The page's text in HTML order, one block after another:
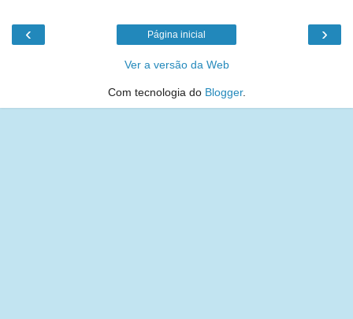
‹ ›
Página inicial
Ver a versão da Web
Com tecnologia do Blogger.